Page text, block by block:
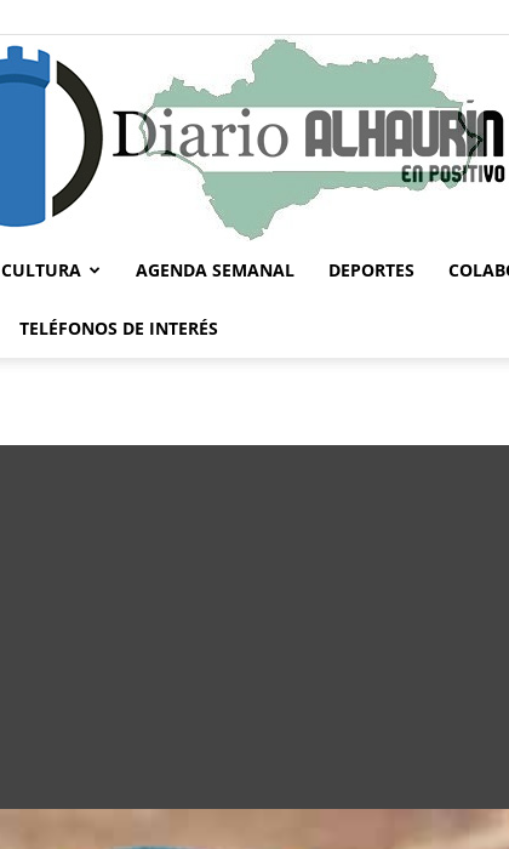
CULTURA AGENDA SEMANAL DEPORTES
TELÉFONOS DE INTERÉS